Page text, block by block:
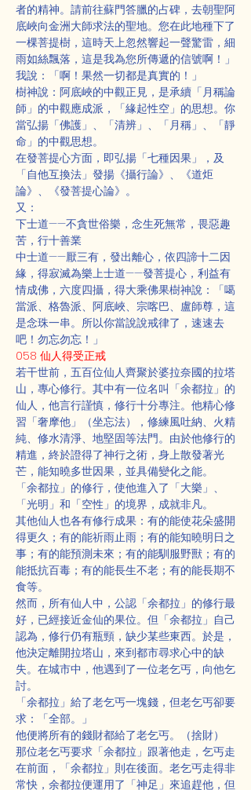
者的精神。請前往蘇門答臘的占碑，去朝聖阿
底峽向金洲大師求法的聖地。您在此地種下了
一棵菩提樹，這時天上忽然響起一聲驚雷，細
雨如絲飄落，這是我為您所傳遞的信號啊！」
我說：「啊！果然一切都是真實的！」
樹神說：阿底峽的中觀正見，是承續「月稱論
師」的中觀應成派，「緣起性空」的思想。你
當弘揚「佛護」、「清辨」、「月稱」、「靜
命」的中觀思想。
在發菩提心方面，即弘揚「七種因果」，及
「自他互換法」發揚《攝行論》、《道炬
論》、《發菩提心論》。
又：
下士道——不貪世俗樂，念生死無常，畏惡趣
苦，行十善業
中士道——厭三有，發出離心，依四諦十二因
緣，得寂滅為樂上士道——發菩提心，利益有
情成佛，六度四攝，得大乘佛果樹神說：「噶
當派、格魯派、阿底峽、宗喀巴、盧師尊，這
是念珠一串。所以你當說說戒律了，速速去
吧！勿忘勿忘！」
058 仙人得受正戒
若干世前，五百位仙人齊聚於婆拉奈國的拉塔
山，專心修行。其中有一位名叫「余都拉」的
仙人，他言行謹慎，修行十分專注。他精心修
習「奢摩他」（坐忘法），修練風吐納、火精
純、修水清淨、地堅固等法門。由於他修行的
精進，終於證得了神行之術，身上散發著光
芒，能知曉多世因果，並具備變化之能。
「余都拉」的修行，使他進入了「大樂」、
「光明」和「空性」的境界，成就非凡。
其他仙人也各有修行成果：有的能使花朵盛開
得更久；有的能祈雨止雨；有的能知曉明日之
事；有的能預測未來；有的能馴服野獸；有的
能抵抗百毒；有的能長生不老；有的能長期不
食等。
然而，所有仙人中，公認「余都拉」的修行最
好，已經接近金仙的果位。但「余都拉」自己
認為，修行仍有瓶頸，缺少某些東西。於是，
他決定離開拉塔山，來到都市尋求心中的缺
失。在城市中，他遇到了一位老乞丐，向他乞
討。
「余都拉」給了老乞丐一塊錢，但老乞丐卻要
求：「全部。」
他便將所有的錢財都給了老乞丐。（捨財）
那位老乞丐要求「余都拉」跟著他走，乞丐走
在前面，「余都拉」則在後面。老乞丐走得非
常快，余都拉便運用了「神足」來追趕他，但